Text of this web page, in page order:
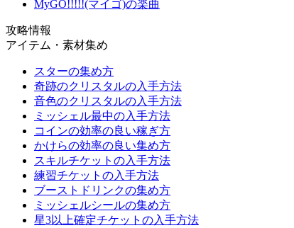
MyGO!!!!!(マイゴ)の楽曲
攻略情報
アイテム・素材集め
スターの集め方
奇跡のクリスタルの入手方法
音色のクリスタルの入手方法
ミッシェル最中の入手方法
コインの効率の良い稼ぎ方
かけらの効率の良い集め方
スキルチケットの入手方法
練習チケットの入手方法
ブーストドリンクの集め方
ミッシェルシールの集め方
星3以上確定チケットの入手方法